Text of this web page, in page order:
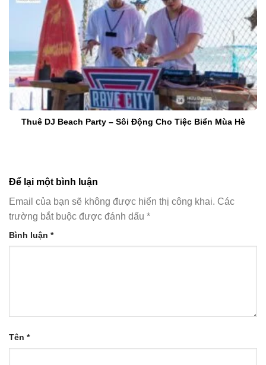
Thuê DJ Beach Party – Sôi Động Cho Tiệc Biển Mùa Hè
Để lại một bình luận
Email của bạn sẽ không được hiển thị công khai. Các
trường bắt buộc được đánh dấu *
Bình luận *
Tên *